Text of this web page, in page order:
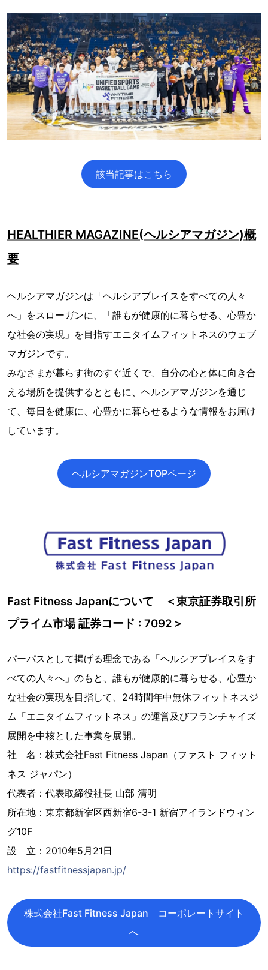
該当記事はこちら
HEALTHIER MAGAZINE(ヘルシアマガジン)概
要
ヘルシアマガジンは「ヘルシアプレイスをすべての人々
へ」をスローガンに、「誰もが健康的に暮らせる、心豊か
な社会の実現」を目指すエニタイムフィットネスのウェブ
マガジンです。
みなさまが暮らす街のすぐ近くで、自分の心と体に向き合
える場所を提供するとともに、ヘルシアマガジンを通じ
て、毎日を健康に、心豊かに暮らせるような情報をお届け
しています。
ヘルシアマガジンTOPページ
Fast Fitness Japanについて ＜東京証券取引所
プライム市場 証券コード : 7092＞
パーパスとして掲げる理念である「ヘルシアプレイスをす
べての人々へ」のもと、誰もが健康的に暮らせる、心豊か
な社会の実現を目指して、24時間年中無休フィットネスジ
ム「エニタイムフィットネス」の運営及びフランチャイズ
展開を中核とした事業を展開。
社 名：株式会社Fast Fitness Japan（ファスト フィット
ネス ジャパン）
代表者：代表取締役社長 山部 清明
所在地：東京都新宿区西新宿6-3-1 新宿アイランドウィン
グ10F
設 立：2010年5月21日
https://fastfitnessjapan.jp/
株式会社Fast Fitness Japan コーポレートサイト
へ